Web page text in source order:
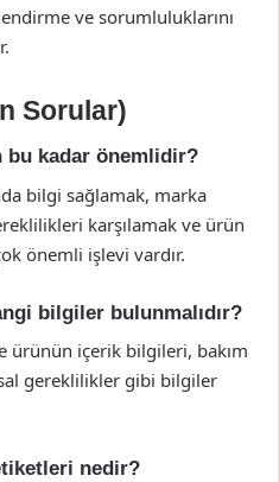
ve sorumluluklarını
Sorular)
bu kadar önemlidir?
bilgi sağlamak, marka
karşılamak ve ürün
önemli işlevi vardır.
bilgiler bulunmalıdır?
ürünün içerik bilgileri, bakım
gereklilikler gibi bilgiler
nedir?